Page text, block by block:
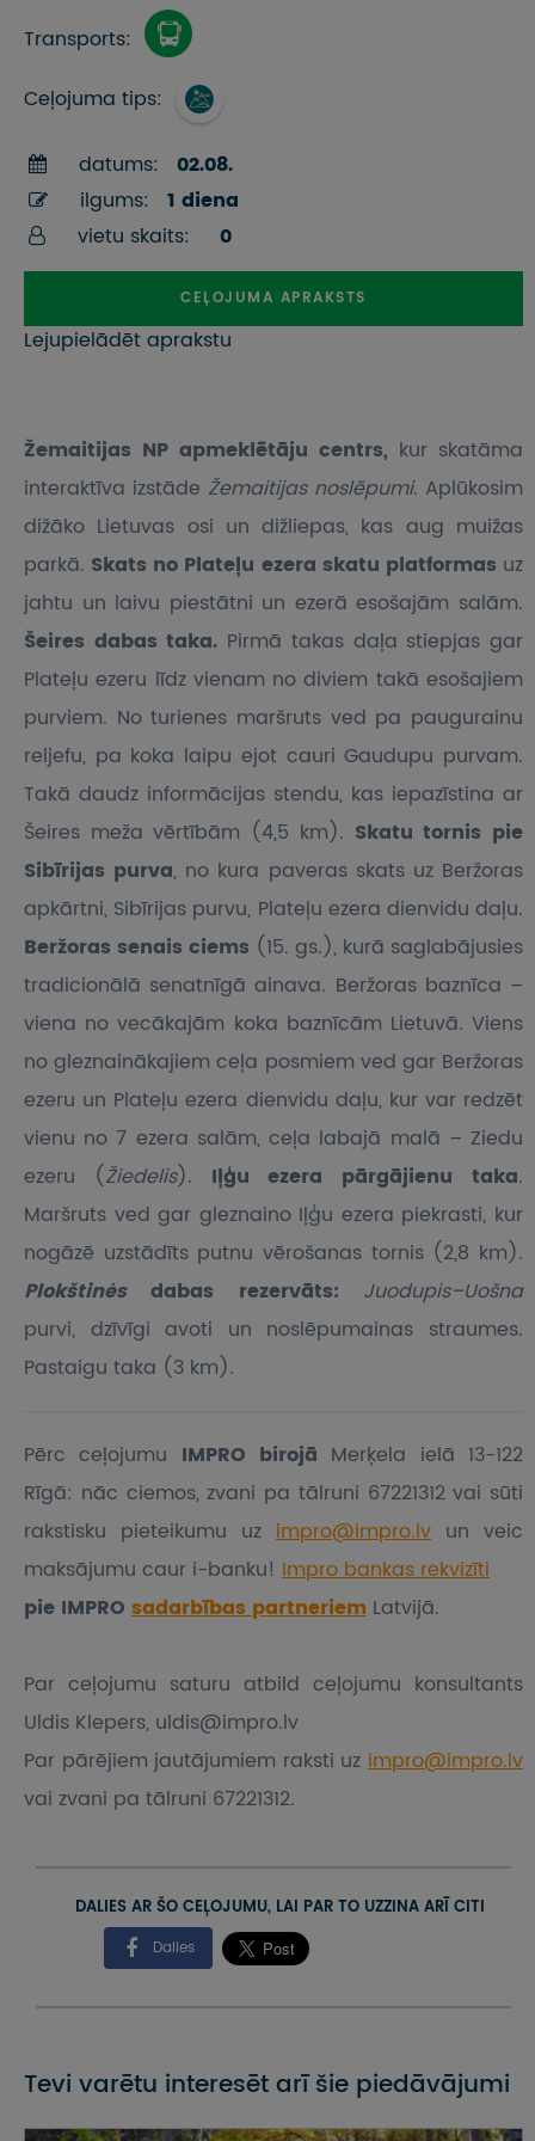
Transports:
Ceļojuma tips:
datums:
02.08.
ilgums:
1 diena
vietu skaits:
0
CEĻOJUMA APRAKSTS
Lejupielādēt aprakstu
Žemaitijas NP apmeklētāju centrs, kur skatāma
interaktīva izstāde Žemaitijas noslēpumi. Aplūkosim
dižāko Lietuvas osi un dižliepas, kas aug muižas
parkā. Skats no Plateļu ezera skatu platformas uz
jahtu un laivu piestātni un ezerā esošajām salām.
Šeires dabas taka. Pirmā takas daļa stiepjas gar
Plateļu ezeru līdz vienam no diviem takā esošajiem
purviem. No turienes maršruts ved pa paugurainu
reljefu, pa koka laipu ejot cauri Gaudupu purvam.
Takā daudz informācijas stendu, kas iepazīstina ar
Šeires meža vērtībām (4,5 km). Skatu tornis pie
Sibīrijas purva, no kura paveras skats uz Beržoras
apkārtni, Sibīrijas purvu, Plateļu ezera dienvidu daļu.
Beržoras senais ciems (15. gs.), kurā saglabājusies
tradicionālā senatnīgā ainava. Beržoras baznīca –
viena no vecākajām koka baznīcām Lietuvā. Viens
no gleznainākajiem ceļa posmiem ved gar Beržoras
ezeru un Plateļu ezera dienvidu daļu, kur var redzēt
vienu no 7 ezera salām, ceļa labajā malā – Ziedu
ezeru (Žiedelis). Iļģu ezera pārgājienu taka.
Maršruts ved gar gleznaino Iļģu ezera piekrasti, kur
nogāzē uzstādīts putnu vērošanas tornis (2,8 km).
Plokštinėsdabas rezervāts: Juodupis–Uošna
purvi, dzīvīgi avoti un noslēpumainas straumes.
Pastaigu taka (3 km).
Pērc ceļojumu IMPRO birojā Merķela ielā 13-122
Rīgā: nāc ciemos, zvani pa tālruni 67221312 vai sūti
rakstisku pieteikumu uz impro@impro.lv un veic
maksājumu caur i-banku! Impro bankas rekvizīti
pie IMPRO sadarbības partneriem Latvijā.
Par ceļojumu saturu atbild ceļojumu konsultants
Uldis Klepers, uldis@impro.lv
Par pārējiem jautājumiem raksti uz impro@impro.lv
vai zvani pa tālruni 67221312.
DALIES AR ŠO CEĻOJUMU, LAI PAR TO UZZINA ARĪ CITI
Dalies
Tevi varētu interesēt arī šie piedāvājumi